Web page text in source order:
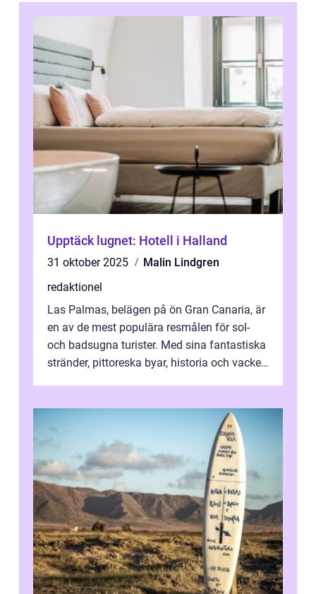
Upptäck lugnet: Hotell i Halland
31 oktober 2025
Malin Lindgren
redaktionel
Las Palmas, belägen på ön Gran Canaria, är
en av de mest populära resmålen för sol-
och badsugna turister. Med sina fantastiska
stränder, pittoreska byar, historia och vacker